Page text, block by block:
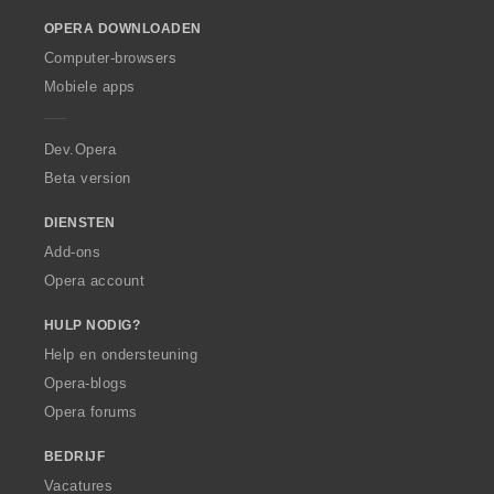
w
O
p
a
OPERA DOWNLOADEN
Computer-browsers
Mobiele apps
Dev.Opera
Beta version
DIENSTEN
Add-ons
Opera account
HULP NODIG?
Help en ondersteuning
Opera-blogs
Opera forums
BEDRIJF
Vacatures